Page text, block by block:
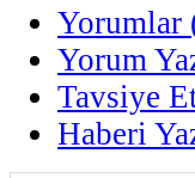
Yorumlar
Yorum
Tavsiye
Haberi